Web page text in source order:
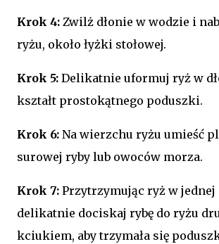
Krok 4: Zwilż dłonie w wodzie i
ryżu, około łyżki stołowej.
Krok 5: Delikatnie uformuj ryż w
kształt prostokątnego poduszki.
Krok 6: Na wierzchu ryżu umieść
surowej ryby lub owoców morza.
Krok 7: Przytrzymując ryż w jednej
delikatnie dociskaj rybę do ryżu
kciukiem, aby trzymała się